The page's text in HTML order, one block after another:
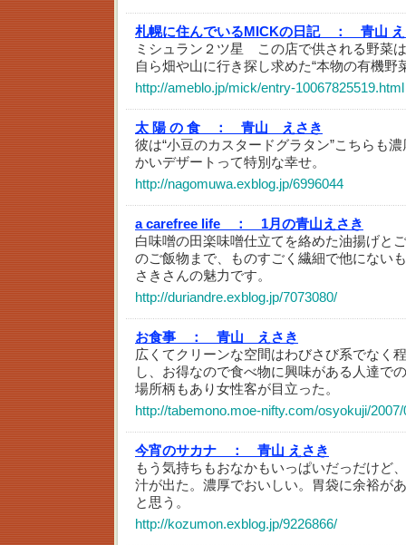
札幌に住んでいるMICKの日記 ：
青山
ミシュラン２ツ星 この店で供される野菜
自ら畑や山に行き探し求めた“本物の有機野
http://ameblo.jp/mick/entry-10067825519.html
太 陽 の 食 ：
青山 えさき
彼は“小豆のカスタードグラタン”こちらも
かいデザートって特別な幸せ。
http://nagomuwa.exblog.jp/6996044
a carefree life ：
1月の青山えさき
白味噌の田楽味噌仕立てを絡めた油揚げと
のご飯物まで、ものすごく繊細で他にない
さきさんの魅力です。
http://duriandre.exblog.jp/7073080/
お食事 ：
青山 えさき
広くてクリーンな空間はわびさび系でなく
し、お得なので食べ物に興味がある人達で
場所柄もあり女性客が目立った。
http://tabemono.moe-nifty.com/osyokuji/
今宵のサカナ ：
青山 えさき
もう気持ちもおなかもいっぱいだっだけど
汁が出た。濃厚でおいしい。胃袋に余裕が
と思う。
http://kozumon.exblog.jp/9226866/